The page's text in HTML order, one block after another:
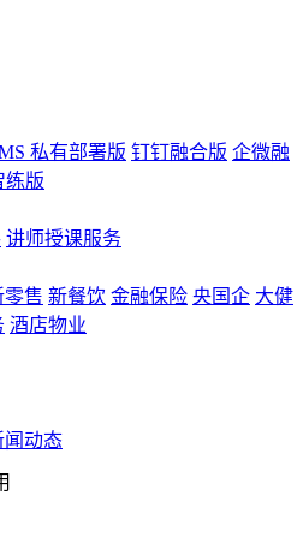
私有部署版 钉钉融合版 企微融
练版
讲师授课服务
零售 新餐饮 金融保险 央国企 大健
酒店物业
闻动态